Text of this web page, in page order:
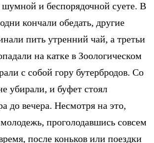
и беспорядочной суете. В
кончали обедать, другие
пить утренний чай, а третьи
на катке в Зоологическом
с собой гору бутербродов. Со
убирали, и буфет стоял
до вечера. Несмотря на это,
проголодавшись совсем
после коньков или поездки